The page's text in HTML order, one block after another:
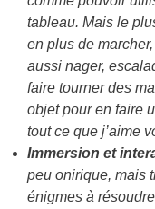
tableau. Mais le
en plus de
aussi nager,
faire tourner des
objet pour en faire
tout ce que j’aime
Immersion et
peu onirique, mais
énigmes à